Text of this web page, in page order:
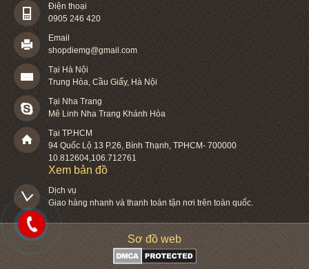
Điện thoại
0905 246 420
Email
shopdiemg@gmail.com
Tại Hà Nội
Trung Hòa, Cầu Giấy, Hà Nội
Tại Nha Trang
Mê Linh Nha Trang Khánh Hòa
Tại TP.HCM
94 Quốc Lộ 13 P.26,Bình Thạnh,TPHCM-700000
10.812604,106.712761
Xem bản đồ
Dịch vụ
Giao hàng nhanh và thanh toán tận nơi trên toàn quốc.
Sơ đồ web